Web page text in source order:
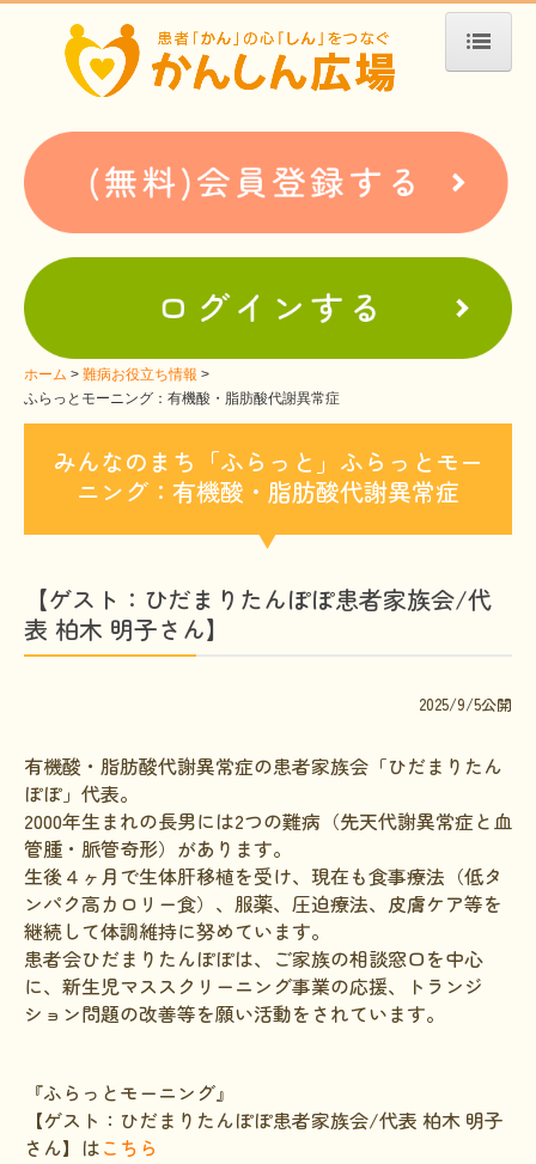
ホーム
患者会・支援団体紹介
疾患別検索
疾患分類検索
支援中ホームページ一例
患者会紹介
子どもに関するコラム
生活に関するコラム
文献に関するコラム
難病の日
病気と生きる広場
インタビュー一覧
医療従事者へのインタビュー
患者さんとご家族へのインタビュー
難病研究班の情報発信
HAM研究班
ホーム
難病お役立ち情報
ふらっとモーニング：有機酸・脂肪酸代謝異常症
みんなのまち「ふらっと」ふらっとモー
ニング： 有機酸・脂肪酸代謝異常症
【ゲスト：ひだまりたんぽぽ患者家族会/代
表 柏木 明子さん】
2025/9/5公開
有機酸・脂肪酸代謝異常症の患者家族会「ひだまりたん
ぽぽ」代表。
2000年生まれの長男には2つの難病（先天代謝異常症と血
管腫・脈管奇形）があります。
生後４ヶ月で生体肝移植を受け、現在も食事療法（低タ
ンパク高カロリー食）、服薬、圧迫療法、皮膚ケア等を
継続して体調維持に努めています。
患者会ひだまりたんぽぽは、ご家族の相談窓口を中心
に、新生児マススクリーニング事業の応援、トランジ
ション問題の改善等を願い活動をされています。
『ふらっとモーニング』
【ゲスト：ひだまりたんぽぽ患者家族会/代表 柏木 明子
さん】はこちら